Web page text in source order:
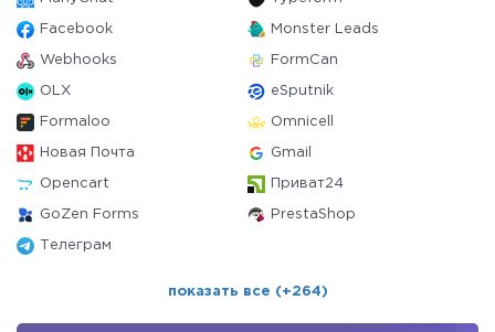
Facebook Monster Leads
Webhooks FormCan
OLX eSputnik
Formaloo Omnicell
Новая Почта Gmail
Opencart Приват24
GoZen Forms PrestaShop
Телеграм
показать все (+264)